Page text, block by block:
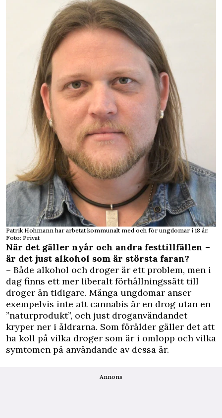
Patrik Hohmann har arbetat kommunalt med och för ungdomar i 18 år.
Foto: Privat
När det gäller nyår och andra festtillfällen –
är det just alkohol som är största faran?
– Både alkohol och droger är ett problem, men i
dag finns ett mer liberalt förhållningssätt till
droger än tidigare. Många ungdomar anser
exempelvis inte att cannabis är en drog utan en
”naturprodukt”, och just droganvändandet
kryper ner i åldrarna. Som förälder gäller det att
ha koll på vilka droger som är i omlopp och vilka
symtomen på användande av dessa är.
Annons